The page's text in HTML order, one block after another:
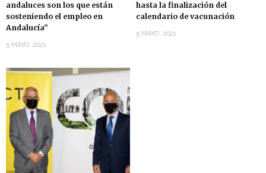
andaluces son los que están
sosteniendo el empleo en
Andalucía”
5 MAYO, 2021
hasta la finalización del
calendario de vacunación
5 MAYO, 2021